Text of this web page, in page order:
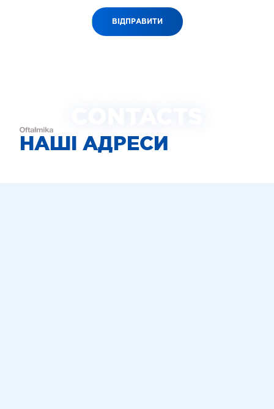
ВІДПРАВИТИ
НАШІ АДРЕСИ